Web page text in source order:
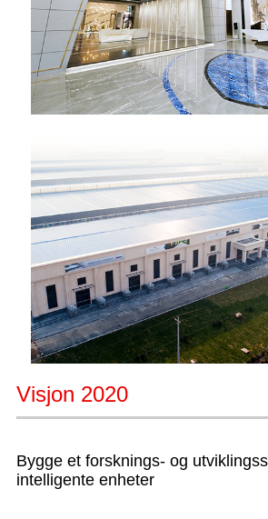
Visjon 2020
Bygge et forsknings- og
intelligente enheter